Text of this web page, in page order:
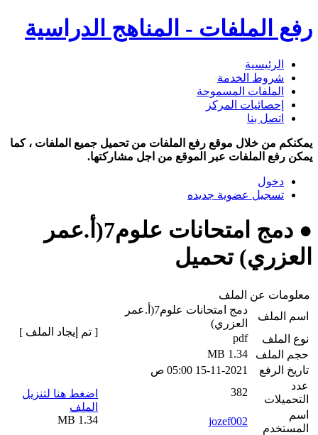
رفع الملفات - المناهج الدراسية
الرئيسية
شروط الخدمة
الملفات المسموحة
إحصائيات المركز
اتصل بنا
يمكنكم من خلال موقع رفع الملفات من تحميل جميع الملفات ، كما
يمكن رفع الملفات عبر الموقع من اجل مشاركتها.
دخول
تسجيل عضوية جديده
● دمج امتحانات علوم7(أ.عمر
العزري) تحميل
معلومات عن الملف
اسم الملف
دمج امتحانات علوم7(أ.عمر
العزري)
نوع الملف
pdf
حجم الملف
1.34 MB
تاريخ الرفع
15-11-2021 05:00 ص
عدد
التحميلات
382
اسم
المستخدم
jozef002
[ تم إيجاد الملف ]
اضغط هنا لتنزيل
الملف
1.34 MB